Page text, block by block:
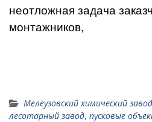
неотложная задача
монтажников,
Мелеузовский химический завод
лесотарный завод, пусковые